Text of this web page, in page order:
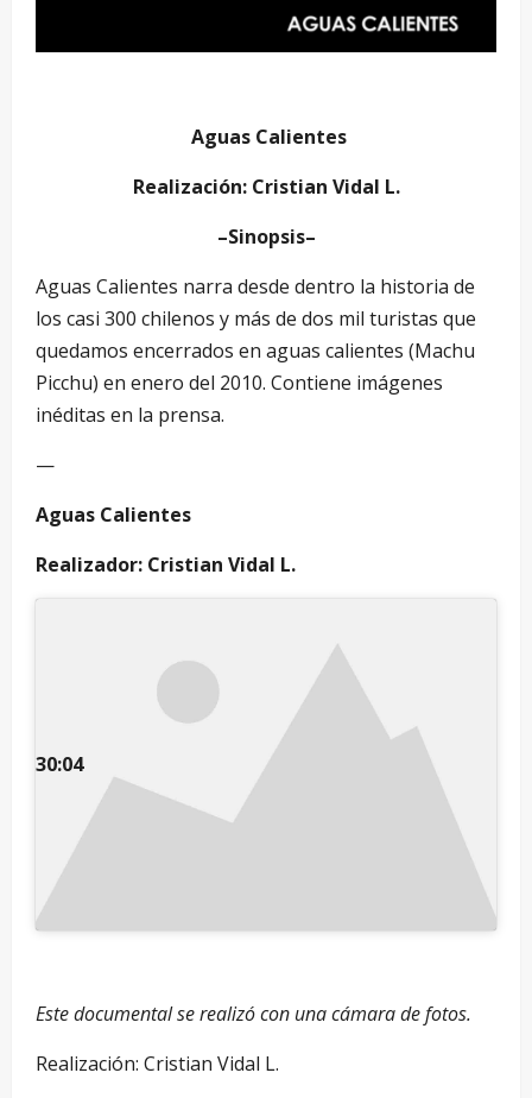
Aguas Calientes
Realización: Cristian Vidal L.
–Sinopsis–
Aguas Calientes narra desde dentro la historia de
los casi 300 chilenos y más de dos mil turistas que
quedamos encerrados en aguas calientes (Machu
Picchu) en enero del 2010. Contiene imágenes
inéditas en la prensa.
—
Aguas Calientes
Realizador: Cristian Vidal L.
30:04
Este documental se realizó con una cámara de fotos.
Realización: Cristian Vidal L.